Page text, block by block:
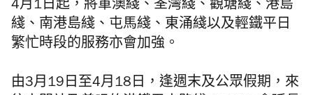
4月1日起，將軍澳綫、荃灣綫、觀塘綫、港島
綫、南港島綫、屯馬綫、東涌綫以及輕鐵平日
繁忙時段的服務亦會加強。
由3月19日至4月18日，逢週末及公眾假期，來